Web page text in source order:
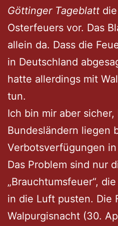
Göttinger Tageblatt
Osterfeuers vor. Das
allein da. Dass die
in Deutschland
hatte allerdings mit
tun.
Ich bin mir aber
Bundesländern liegen
Verbotsverfügungen
Das Problem sind nur
„Brauchtumsfeuer“,
in die Luft pusten. Die
Walpurgisnacht (30.